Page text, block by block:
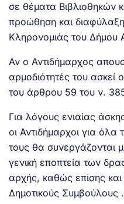
σε θέματα Βιβλιοθηκών
προώθηση και διαφύλαξη
Κληρονομιάς του Δήμου
Αν ο Αντιδήμαρχος
αρμοδιότητές του
του άρθρου 59 του ν.
Για λόγους ενιαίας
οι Αντιδήμαρχοι για
τους θα συνεργάζονται
γενική εποπτεία των
αρχής, καθώς επίσης
Δημοτικούς Συμβούλους .